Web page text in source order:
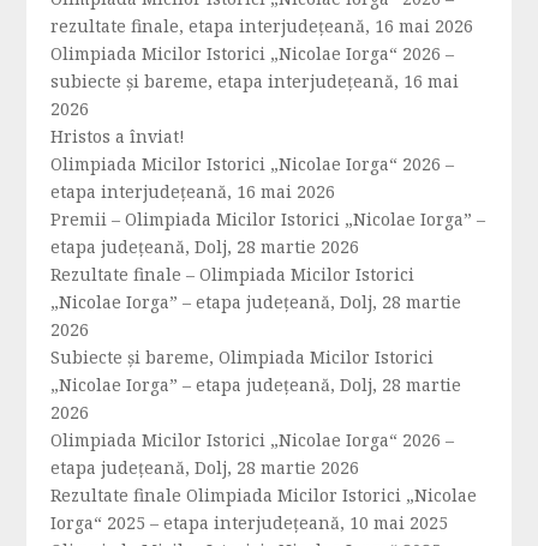
rezultate finale, etapa interjudețeană, 16 mai 2026
Olimpiada Micilor Istorici „Nicolae Iorga“ 2026 –
subiecte și bareme, etapa interjudețeană, 16 mai
2026
Hristos a înviat!
Olimpiada Micilor Istorici „Nicolae Iorga“ 2026 –
etapa interjudețeană, 16 mai 2026
Premii – Olimpiada Micilor Istorici „Nicolae Iorga” –
etapa județeană, Dolj, 28 martie 2026
Rezultate finale – Olimpiada Micilor Istorici
„Nicolae Iorga” – etapa județeană, Dolj, 28 martie
2026
Subiecte și bareme, Olimpiada Micilor Istorici
„Nicolae Iorga” – etapa județeană, Dolj, 28 martie
2026
Olimpiada Micilor Istorici „Nicolae Iorga“ 2026 –
etapa județeană, Dolj, 28 martie 2026
Rezultate finale Olimpiada Micilor Istorici „Nicolae
Iorga“ 2025 – etapa interjudețeană, 10 mai 2025